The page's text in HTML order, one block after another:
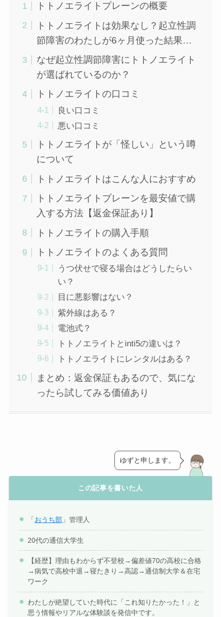
トトノエライトプレーンの概要
トトノエライトは効果なし？起立性調
節障害のわたしが6ヶ月使った結果…
なぜ起立性調節障害にトトノエライト
が選ばれているのか？
トトノエライトの口コミ
良い口コミ
悪い口コミ
トトノエライトが「怪しい」という噂
について
トトノエライトはこんな人におすすめ
トトノエライトプレーンを最安値で購
入する方法【返金保証あり】
トトノエライトの購入手順
トトノエライトのよくある質問
うつ伏せで寝る場合はどうしたらい
い？
目に悪影響はない？
紫外線はある？
電池式？
トトノエライトとinti5の違いは？
トトノエライトにレンタルはある？
まとめ：返金保証もあるので、気にな
ったら試してみる価値あり
ゆずと申します。
この記事を書いた人
「 おうち部 」管理人
20代の通信大学生
【経歴】理由もわからず不登校→偏差値70の高校に合格
→病気で高校中退→寝たきり→高認→通信制大学＆在宅
ワーク
わたしが絶望していた時代に「これ知りたかった！」と
思う情報やリアルな体験談を発信中です。